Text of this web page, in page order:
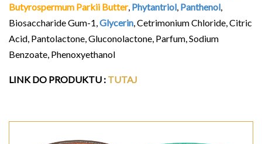
Butyrospermum Parkii Butter, Phytantriol, Panthenol,
Biosaccharide Gum-1,Glycerin, Cetrimonium Chloride, Citric
Acid, Pantolactone, Gluconolactone, Parfum, Sodium
Benzoate, Phenoxyethanol
LINK DO PRODUKTU : TUTAJ